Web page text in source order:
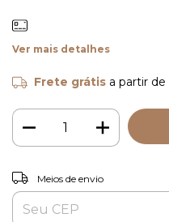
Ver mais detalhes
Frete grátis a partir de
Entregas para o CEP:
Meios de envio